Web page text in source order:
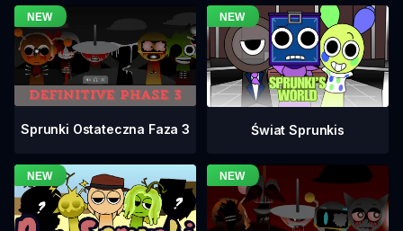
Sprunki Ostateczna Faza 3 Świat Sprunkis